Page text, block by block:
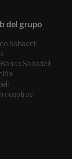
Sabadell
Sabadell
nosotros